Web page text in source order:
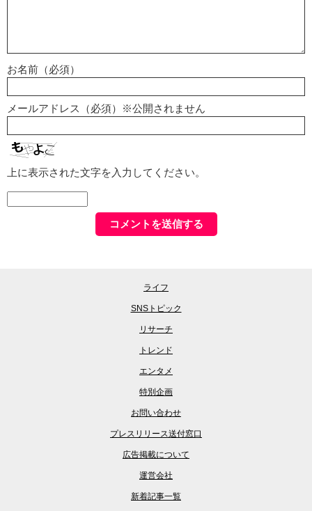
お名前（必須）
メールアドレス（必須）※公開されません
上に表示された文字を入力してください。
ライフ
SNSトピック
リサーチ
トレンド
エンタメ
特別企画
お問い合わせ
プレスリリース送付窓口
広告掲載について
運営会社
新着記事一覧